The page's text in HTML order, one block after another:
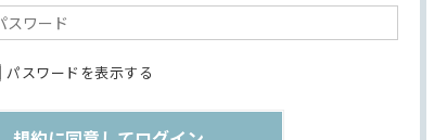
パスワードを表示する